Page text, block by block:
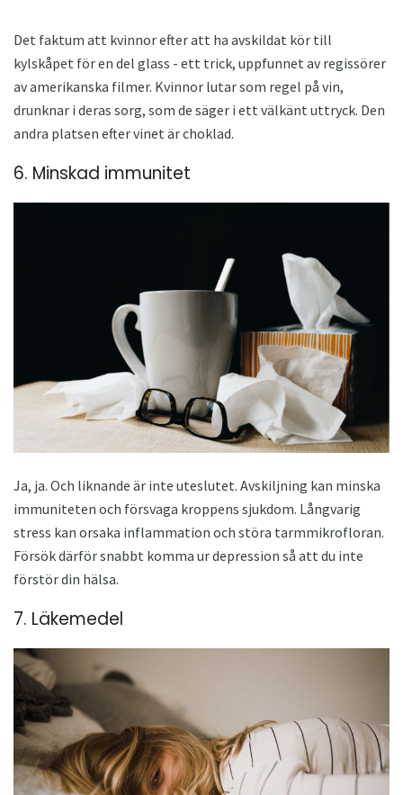
Det faktum att kvinnor efter att ha avskildat kör till
kylskåpet för en del glass - ett trick, uppfunnet av regissörer
av amerikanska filmer. Kvinnor lutar som regel på vin,
drunknar i deras sorg, som de säger i ett välkänt uttryck. Den
andra platsen efter vinet är choklad.
6. Minskad immunitet
Ja, ja. Och liknande är inte uteslutet. Avskiljning kan minska
immuniteten och försvaga kroppens sjukdom. Långvarig
stress kan orsaka inflammation och störa tarmmikrofloran.
Försök därför snabbt komma ur depression så att du inte
förstör din hälsa.
7. Läkemedel